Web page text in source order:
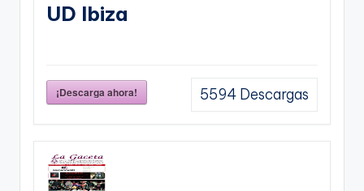
UD Ibiza
¡Descarga ahora! 5594 Descargas